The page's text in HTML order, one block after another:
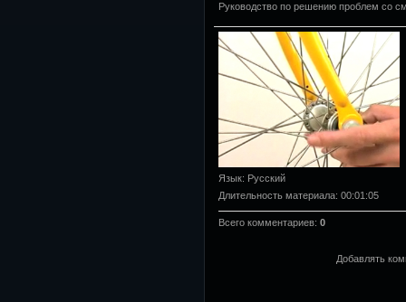
Руководство по решению проблем со
Язык: Русский
Длительность материала: 00:01:05
Всего комментариев: 0
Добавлять